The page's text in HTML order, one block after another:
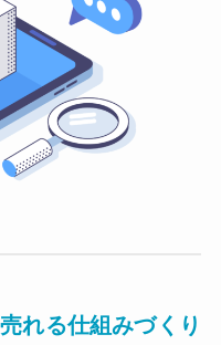
売れる仕組みづくり